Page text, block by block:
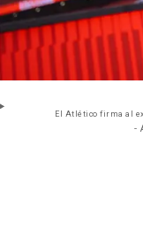
El Atlético firma al
-